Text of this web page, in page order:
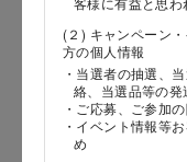
(２) キャンペーン
方の個人情報
・当選者の抽選、
絡、当選品等の発
・ご応募、ご参加
・イベント情報等
め
お問い合わせ時氏名（
［セイ］
［メイ］
（全角で入力してく